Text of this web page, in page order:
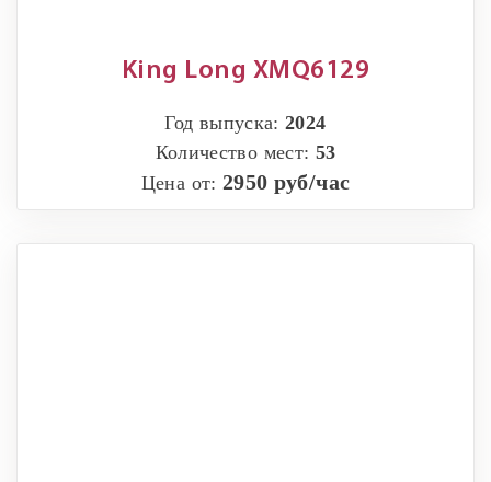
King Long XMQ6129
Год выпуска:2024
Количество мест: 53
Цена от: 2950 руб/час